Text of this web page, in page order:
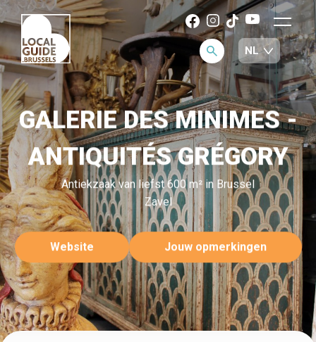
GALERIE DES MINIMES -
ANTIQUITÉS GRÉGORY
Antiekzaak van liefst 600 m² in Brussel
Zavel
Website Jouw opmerkingen